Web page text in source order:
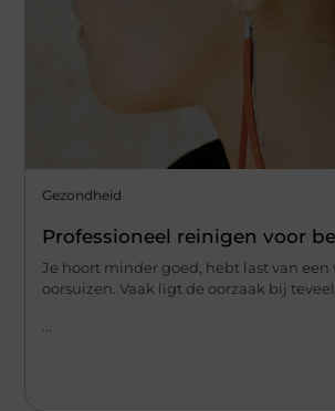
Gezondheid
Professioneel reinigen voor
Je hoort minder goed, hebt last van een
oorsuizen. Vaak ligt de oorzaak bij